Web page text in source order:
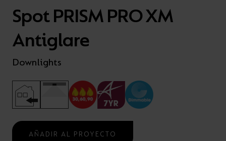
Spot PRISM PRO XM
Antiglare
Downlights
AÑADIR AL PROYECTO